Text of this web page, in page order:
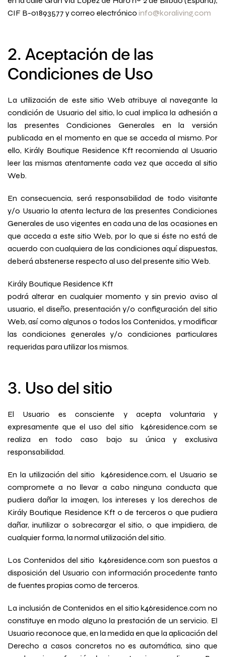
CIF B-01893577 y correo electrónico info@koraliving.com
2. Aceptación de las
Condiciones de Uso
La utilización de este sitio Web atribuye al navegante la
condición de Usuario del sitio, lo cual implica la adhesión a
las presentes Condiciones Generales en la versión
publicada en el momento en que se acceda al mismo. Por
ello, Király Boutique Residence Kft recomienda al Usuario
leer las mismas atentamente cada vez que acceda al sitio
Web.
En consecuencia, será responsabilidad de todo visitante
y/o Usuario la atenta lectura de las presentes Condiciones
Generales de uso vigentes en cada una de las ocasiones en
que acceda a este sitio Web, por lo que si éste no está de
acuerdo con cualquiera de las condiciones aquí dispuestas,
deberá abstenerse respecto al uso del presente sitio Web.
Király Boutique Residence Kft
podrá alterar en cualquier momento y sin previo aviso al
usuario, el diseño, presentación y/o configuración del sitio
Web, así como algunos o todos los Contenidos, y modificar
las condiciones generales y/o condiciones particulares
requeridas para utilizar los mismos.
3. Uso del sitio
El Usuario es consciente y acepta voluntaria y
expresamente que el uso del sitio k46residence.com se
realiza en todo caso bajo su única y exclusiva
responsabilidad.
En la utilización del sitio k46residence.com, el Usuario se
compromete a no llevar a cabo ninguna conducta que
pudiera dañar la imagen, los intereses y los derechos de
Király Boutique Residence Kft o de terceros o que pudiera
dañar, inutilizar o sobrecargar el sitio, o que impidiera, de
cualquier forma, la normal utilización del sitio.
Los Contenidos del sitio k46residence.com son puestos a
disposición del Usuario con información procedente tanto
de fuentes propias como de terceros.
La inclusión de Contenidos en el sitio k46residence.com no
constituye en modo alguno la prestación de un servicio. El
Usuario reconoce que, en la medida en que la aplicación del
Derecho a casos concretos no es automática, sino que